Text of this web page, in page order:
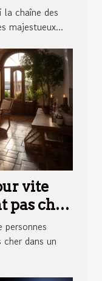
chaîne des
majestueux...
vite
pas cher
dans un